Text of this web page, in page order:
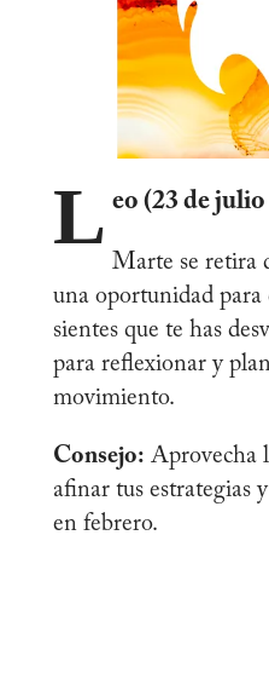
L eo (23 de
Marte se retira
una oportunidad para
sientes que te has
para reflexionar y
movimiento.
Consejo: Aprovecha
afinar tus estrategias
en febrero.